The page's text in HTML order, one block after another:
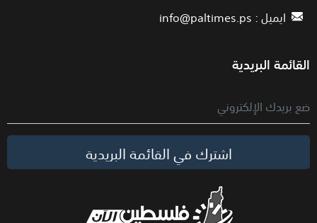
ايميل :info@paltimes.ps
القائمة البريدية
اشترك في القائمة البريدية